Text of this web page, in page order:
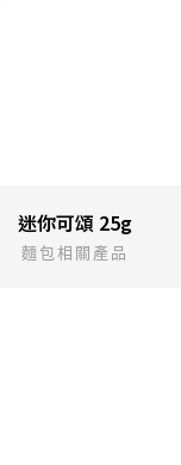
迷你可頌 25g
麵包相關產品